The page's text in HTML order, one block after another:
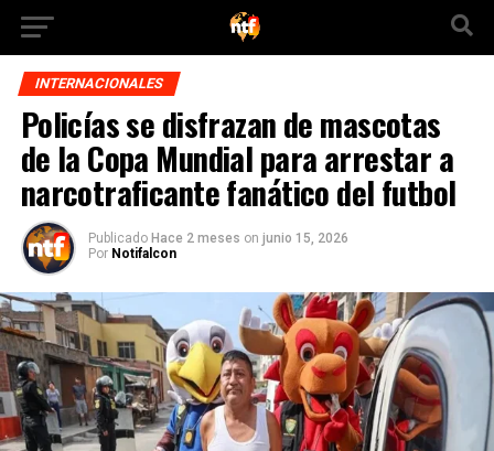
INTERNACIONALES
Policías se disfrazan de mascotas
de la Copa Mundial para arrestar a
narcotraficante fanático del futbol
Publicado Hace 2 meses on junio 15, 2026
Por Notifalcon